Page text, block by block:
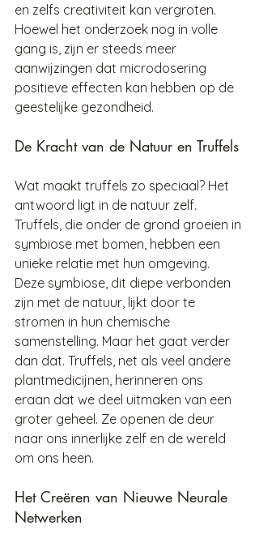
en zelfs creativiteit kan vergroten.
Hoewel het onderzoek nog in volle
gang is, zijn er steeds meer
aanwijzingen dat microdosering
positieve effecten kan hebben op de
geestelijke gezondheid.
De Kracht van de Natuur en Truffels
Wat maakt truffels zo speciaal? Het
antwoord ligt in de natuur zelf.
Truffels, die onder de grond groeien in
symbiose met bomen, hebben een
unieke relatie met hun omgeving.
Deze symbiose, dit diepe verbonden
zijn met de natuur, lijkt door te
stromen in hun chemische
samenstelling. Maar het gaat verder
dan dat. Truffels, net als veel andere
plantmedicijnen, herinneren ons
eraan dat we deel uitmaken van een
groter geheel. Ze openen de deur
naar ons innerlijke zelf en de wereld
om ons heen.
Het Creëren van Nieuwe Neurale
Netwerken